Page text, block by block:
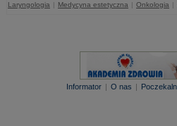
Laryngologia | Medycyna estetyczna | Onkologia |
Informator | O nas |